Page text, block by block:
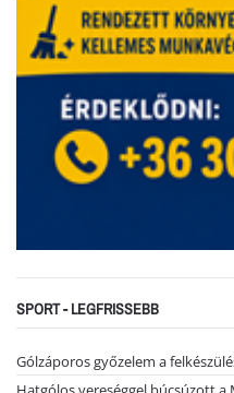
SPORT - LEGFRISSEBB
Gólzáporos győzelem a